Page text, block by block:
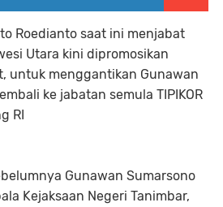
Roedianto saat ini menjabat
Utara kini dipromosikan
untuk menggantikan Gunawan
ke jabatan semula TIPIKOR
RI
Gunawan Sumarsono
Kejaksaan Negeri Tanimbar,